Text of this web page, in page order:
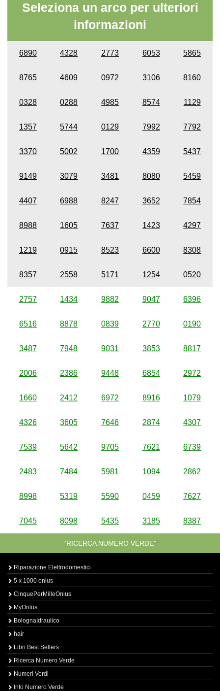
Seleziona un arco per ulteriori
informazioni
6890 4328 2773 6053 5865
8765 4609 0972 3106 8160
0328 0288 4985 8574 1129
1357 5744 0129 7992 7792
3370 5002 1700 4359 5437
9149 3079 3481 8080 5459
4407 6988 8247 3652 7854
8988 1605 7637 1423 4297
1219 0915 8523 6600 8308
8357 2558 5171 1254 0520
2757 1434 9882 9047 6396
6516 8878 0839 2770 0190
3487 7948 9031 3853 8817
2006 2386 9448 6854 2972
1660 2412 6972 8916 1079
4326 3605 7646 2874 4307
7539 5642 9705 7621 6739
2483 7484 5981 1094 2862
8998 5319 5590 0459 7627
7045 8098 5435 3185 8387
“RICERCA NUMERO VERDE”
Riparazione Elettrodomestici
5 x 1000 onlus
CinquePerMilleOnlus
MyOnlus
BolognaIdraulico
hair
Libri Best Sellers
Ricerca Numero Verde
Numeri Verdi
Info Numero Verde